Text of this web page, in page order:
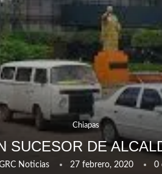
Chiapas
SUCESOR DE
Noticias 27 febrero, 2020 0